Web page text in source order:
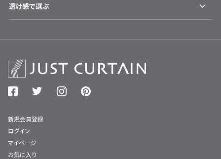
透け感で選ぶ
新規会員登録
ログイン
マイページ
お気に入り